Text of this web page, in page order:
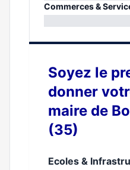
0%
Commerces &
Soyez le
donner
maire de
(35)
Ecoles &